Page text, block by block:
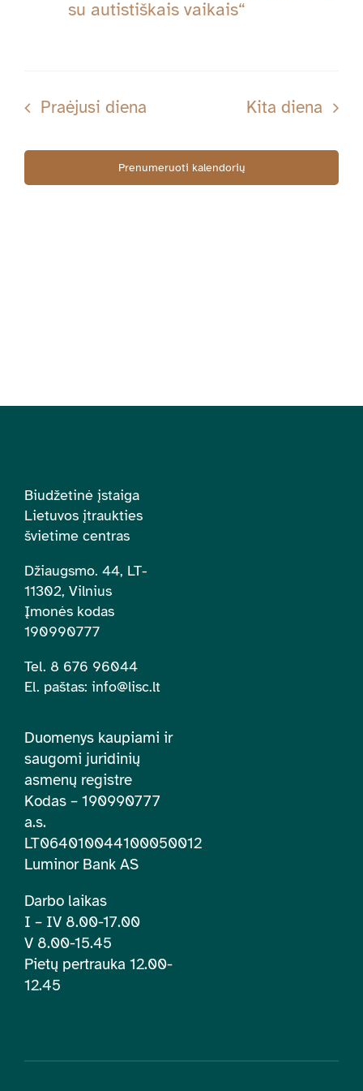
20
su autistiškais vaikais“
Praėjusi diena Kita diena
Prenumeruoti kalendorių
Biudžetinė įstaiga
Lietuvos įtraukties
švietime centras
Džiaugsmo. 44, LT-
11302, Vilnius
Įmonės kodas
190990777
Tel. 8 676 96044
El. paštas: info@lisc.lt
Duomenys kaupiami ir
saugomi juridinių
asmenų registre
Kodas – 190990777
a.s.
LT064010044100050012
Luminor Bank AS
Darbo laikas
I – IV 8.00-17.00
V 8.00-15.45
Pietų pertrauka 12.00-
12.45